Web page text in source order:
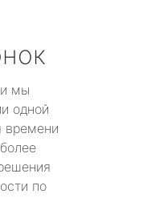
и мы
одной
времени
по